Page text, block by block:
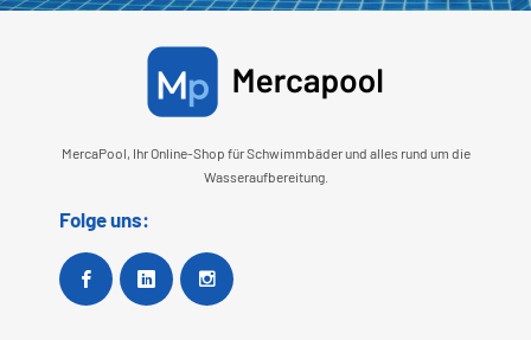
Ihnen personalisierte Mitteilungen unserer Produkte auf dem o.a. Wege zu senden. Sie
jederzeit zu widerrufen. Senden Sie dazu eine E-Mail an
Sie können jederzeit Ihre Datenschutzrechte ausüben, indem Sie eine E-Mail an
senden oder wenden Sie sich schriftlich mit dem Betreff '
MercaPool, Ihr Online-Shop für Schwimmbäder und alles rund um die
Wasseraufbereitung.
Folge uns:
Facebook Google +